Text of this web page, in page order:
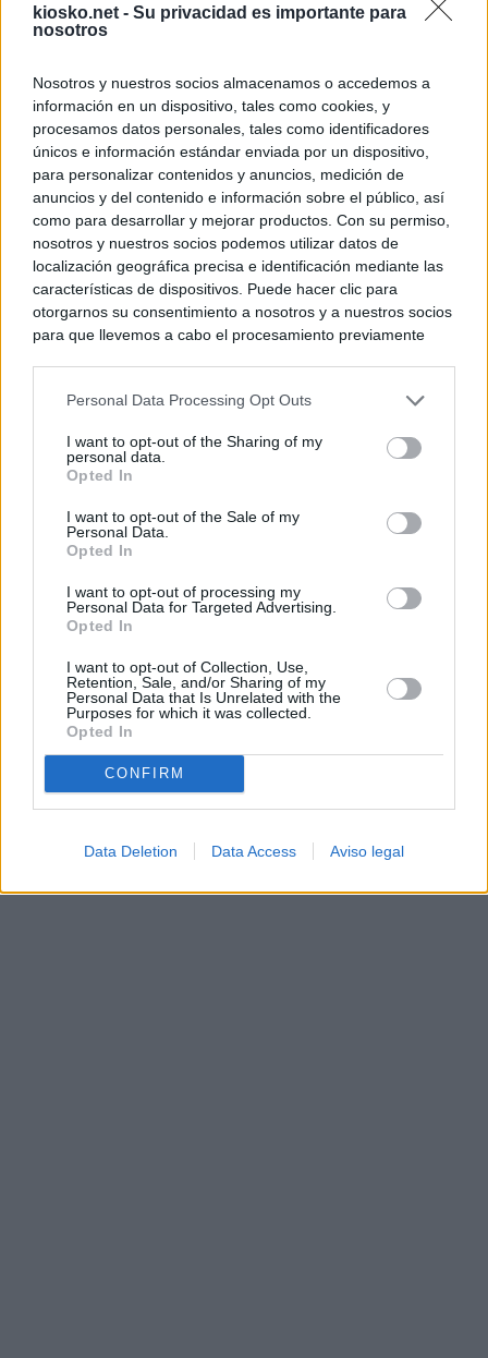
kiosko.net - Su privacidad es importante para
nosotros
Nosotros y nuestros socios almacenamos o accedemos a
información en un dispositivo, tales como cookies, y
procesamos datos personales, tales como identificadores
únicos e información estándar enviada por un dispositivo,
para personalizar contenidos y anuncios, medición de
anuncios y del contenido e información sobre el público, así
como para desarrollar y mejorar productos. Con su permiso,
nosotros y nuestros socios podemos utilizar datos de
localización geográfica precisa e identificación mediante las
características de dispositivos. Puede hacer clic para
otorgarnos su consentimiento a nosotros y a nuestros socios
para que llevemos a cabo el procesamiento previamente
negar su consentimiento. Tenga en cuenta que algún
de su consentimiento, pero usted tiene el derecho de
rechazar tal procesamiento. Sus preferencias se aplicarán
cualquier momento entrando de nuevo en este sitio web o
visitando nuestra política de privacidad.
Personal Data Processing Opt Outs
I want to opt-out of the Sharing of my
personal data.
Opted In
I want to opt-out of the Sale of my
Personal Data.
Opted In
I want to opt-out of processing my
Personal Data for Targeted Advertising.
Opted In
I want to opt-out of Collection, Use,
Retention, Sale, and/or Sharing of my
Personal Data that Is Unrelated with the
Purposes for which it was collected.
Opted In
CONFIRM
Data Deletion Data Access Aviso legal